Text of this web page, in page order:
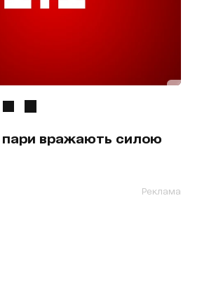
пари вражають силою
Реклама